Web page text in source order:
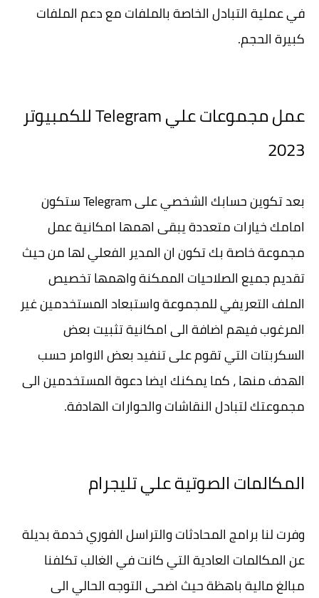
في عملية التبادل الخاصة بالملفات مع دعم الملفات
كبيرة الحجم.
عمل مجموعات علي Telegram للكمبيوتر
2023
بعد تكوين حسابك الشخصي على Telegram ستكون
امامك خيارات متعددة يبقى اهمها امكانية عمل
مجموعة خاصة بك تكون ان المدير الفعلي لها من حيث
تقديم جميع الصلاحيات الممكنة واهمها تخصيص
الملف التعريفي للمجموعة واستبعاد المستخدمين غير
المرغوب فيهم اضافة الى امكانية تثبيت بعض
السكربتات التي تقوم على تنفيد بعض الاوامر حسب
الهدف منها ، كما يمكنك ايضا دعوة المستخدمين الى
مجموعتك لتبادل النقاشات والحوارات الهادفة.
المكالمات الصوتية علي تليجرام
وفرت لنا برامج المحادثات والتراسل الفوري خدمة بديلة
عن المكالمات العادية التي كانت في الغالب تكلفنا
مبالغ مالية باهظة حيث اضحى التوجه الحالي الى